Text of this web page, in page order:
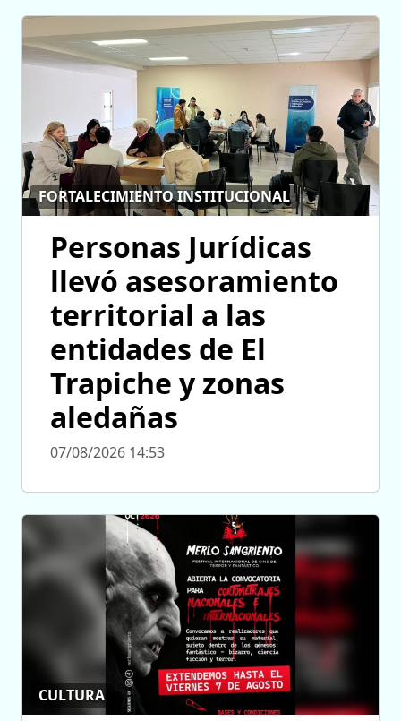
FORTALECIMIENTO INSTITUCIONAL
Personas Jurídicas
llevó asesoramiento
territorial a las
entidades de El
Trapiche y zonas
aledañas
07/08/2026 14:53
CULTURA